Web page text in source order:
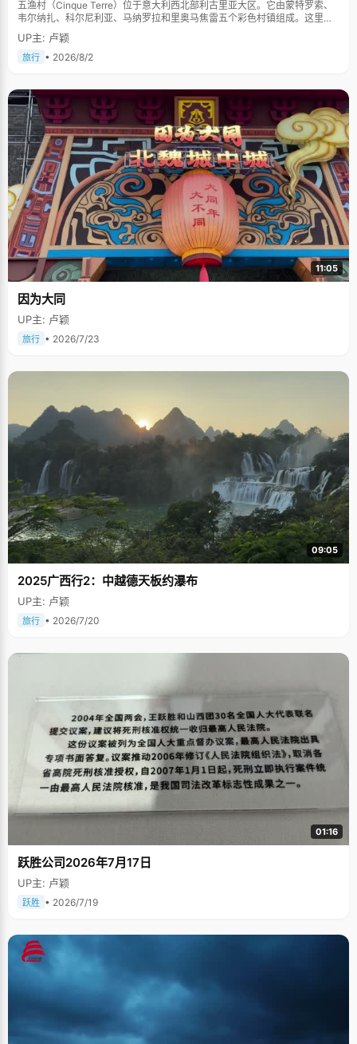
五渔村（Cinque Terre）位于意大利西北部利古里亚大区。它由蒙特罗索、
韦尔纳扎、科尔尼利亚、马纳罗拉和里奥马焦雷五个彩色村镇组成。这里依
山傍海，房屋色彩斑斓，1997年被列为世界文化遗产。
UP主: 卢颖
旅行 • 2026/8/2
11:05
因为大同
UP主: 卢颖
旅行 • 2026/7/23
09:05
2025广西行2：中越德天板约瀑布
UP主: 卢颖
旅行 • 2026/7/20
01:16
跃胜公司2026年7月17日
UP主: 卢颖
跃胜 • 2026/7/19